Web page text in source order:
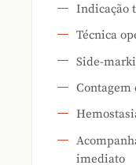
Indicação
Técnica
Side-
imediato